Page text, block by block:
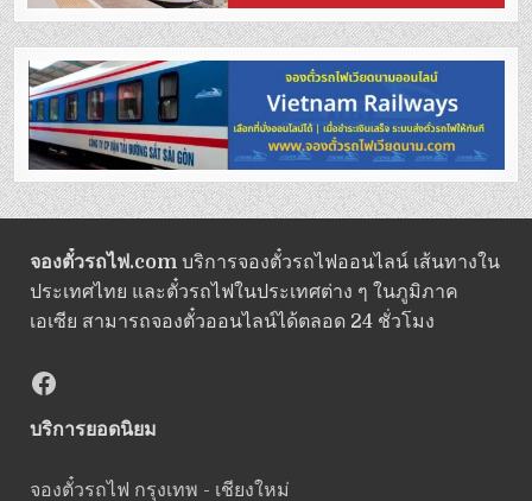
จองตั๋วรถไฟ.comบริการจองตั๋วรถไฟออนไลน์ เส้นทางใน
ประเทศไทย และตั๋วรถไฟในประเทศต่าง ๆ ในภูมิภาค
เอเซีย สามารถจองตั๋วออนไลน์ได้ตลอด 24 ชั่วโมง
Facebook
บริการยอดนิยม
จองตั๋วรถไฟ กรุงเทพ - เชียงใหม่